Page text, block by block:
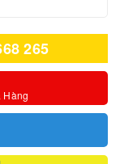
265
Hàng